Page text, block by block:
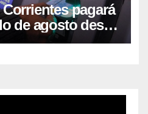
pagará
de agosto desde